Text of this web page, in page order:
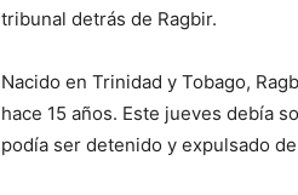
tribunal detrás de Ragbir.
Nacido en Trinidad y Tobago,
hace 15 años. Este jueves debía
podía ser detenido y expulsado